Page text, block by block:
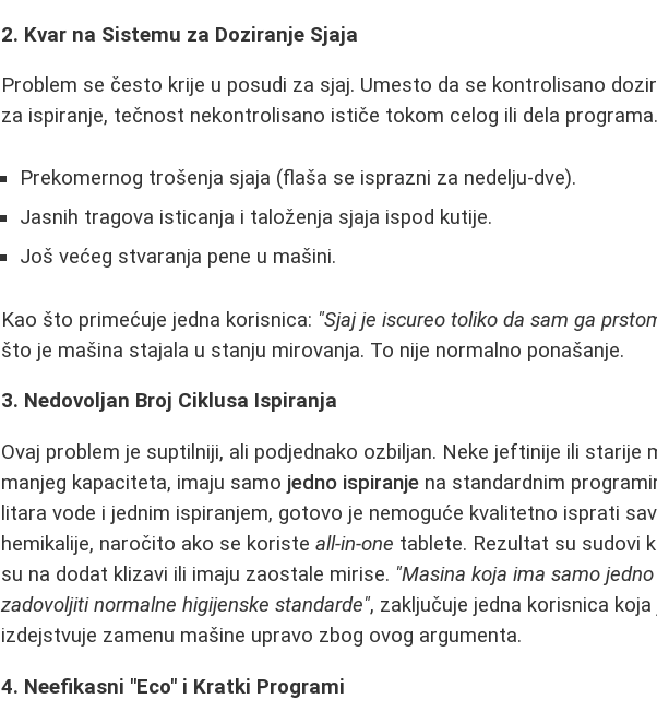
2. Kvar na Sistemu za Doziranje Sjaja
Problem se često krije u posudi za sjaj. Umesto da se kontrolisano
za ispiranje, tečnost nekontrolisano ističe tokom celog ili dela
Prekomernog trošenja sjaja (flaša se isprazni za nedelju-dve).
Jasnih tragova isticanja i taloženja sjaja ispod kutije.
Još većeg stvaranja pene u mašini.
Kao što primećuje jedna korisnica: "Sjaj je iscureo toliko da sam ga
što je mašina stajala u stanju mirovanja. To nije normalno ponašanje.
3. Nedovoljan Broj Ciklusa Ispiranja
Ovaj problem je suptilniji, ali podjednako ozbiljan. Neke jeftinije ili starije
manjeg kapaciteta, imaju samo jedno ispiranje na standardnim
litara vode i jednim ispiranjem, gotovo je nemoguće kvalitetno isprati
hemikalije, naročito ako se koristeall-in-one tablete. Rezultat su sudovi
su na dodat klizavi ili imaju zaostale mirise. "Masina koja ima samo
zadovoljiti normalne higijenske standarde", zaključuje jedna korisnica koja
izdejstvuje zamenu mašine upravo zbog ovog argumenta.
4. Neefikasni "Eco" i Kratki Programi